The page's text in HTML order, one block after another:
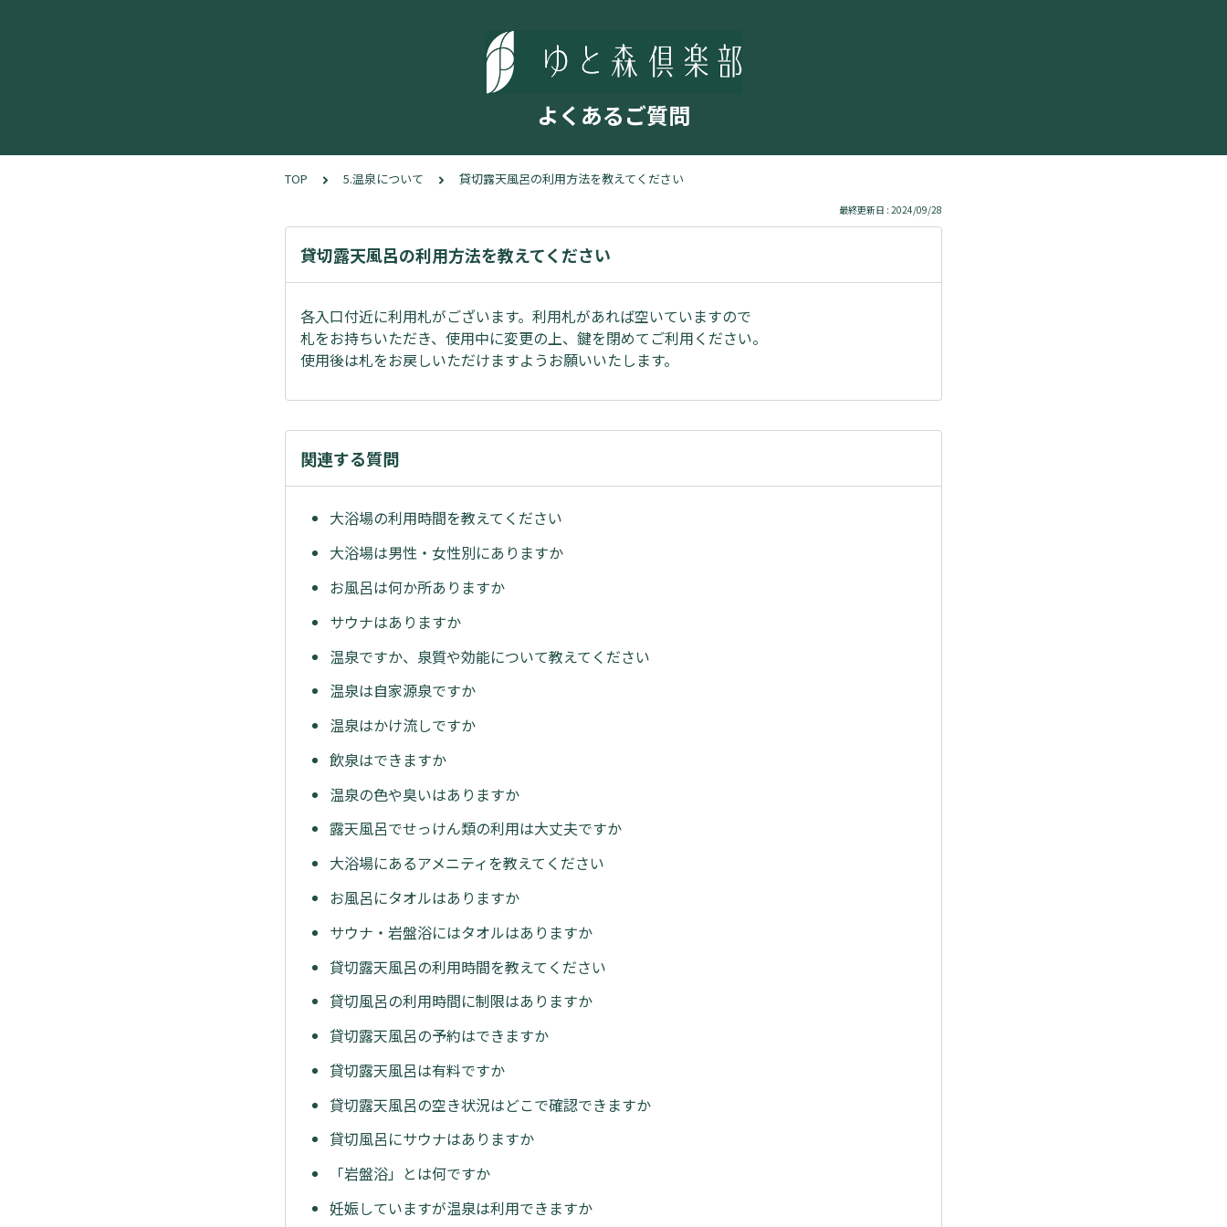
よくあるご質問
TOP 5.温泉について 貸切露天風呂の利用方法を教えてください
最終更新日 : 2024/09/28
貸切露天風呂の利用方法を教えてください
各入口付近に利用札がございます。利用札があれば空いていますので
札をお持ちいただき、使用中に変更の上、鍵を閉めてご利用ください。
使用後は札をお戻しいただけますようお願いいたします。
関連する質問
大浴場の利用時間を教えてください
大浴場は男性・女性別にありますか
お風呂は何か所ありますか
サウナはありますか
温泉ですか、泉質や効能について教えてください
温泉は自家源泉ですか
温泉はかけ流しですか
飲泉はできますか
温泉の色や臭いはありますか
露天風呂でせっけん類の利用は大丈夫ですか
大浴場にあるアメニティを教えてください
お風呂にタオルはありますか
サウナ・岩盤浴にはタオルはありますか
貸切露天風呂の利用時間を教えてください
貸切風呂の利用時間に制限はありますか
貸切露天風呂の予約はできますか
貸切露天風呂は有料ですか
貸切露天風呂の空き状況はどこで確認できますか
貸切風呂にサウナはありますか
「岩盤浴」とは何ですか
妊娠していますが温泉は利用できますか